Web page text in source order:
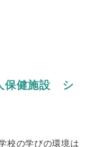
保健施設 シ
校の学びの環境は